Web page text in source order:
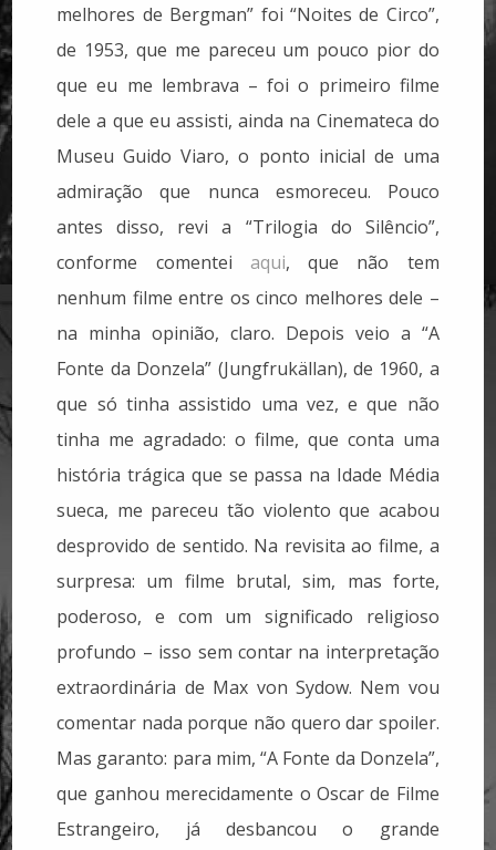
melhores de Bergman” foi “Noites de Circo”,
de 1953, que me pareceu um pouco pior do
que eu me lembrava – foi o primeiro filme
dele a que eu assisti, ainda na Cinemateca do
Museu Guido Viaro, o ponto inicial de uma
admiração que nunca esmoreceu. Pouco
antes disso, revi a “Trilogia do Silêncio”,
conforme comentei aqui, que não tem
nenhum filme entre os cinco melhores dele –
na minha opinião, claro. Depois veio a “A
Fonte da Donzela” (Jungfrukällan), de 1960, a
que só tinha assistido uma vez, e que não
tinha me agradado: o filme, que conta uma
história trágica que se passa na Idade Média
sueca, me pareceu tão violento que acabou
desprovido de sentido. Na revisita ao filme, a
surpresa: um filme brutal, sim, mas forte,
poderoso, e com um significado religioso
profundo – isso sem contar na interpretação
extraordinária de Max von Sydow. Nem vou
comentar nada porque não quero dar spoiler.
Mas garanto: para mim, “A Fonte da Donzela”,
que ganhou merecidamente o Oscar de Filme
Estrangeiro, já desbancou o grande